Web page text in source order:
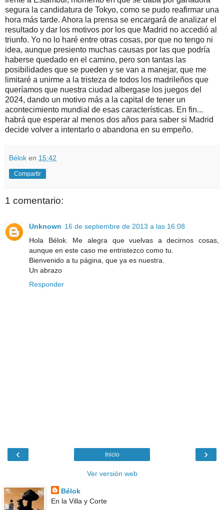
segura la candidatura de Tokyo, como se pudo reafirmar una
hora más tarde. Ahora la prensa se encargará de analizar el
resultado y dar los motivos por los que Madrid no accedió al
triunfo. Yo no lo haré entre otras cosas, por que no tengo ni
idea, aunque presiento muchas causas por las que podría
haberse quedado en el camino, pero son tantas las
posibilidades que se pueden y se van a manejar, que me
limitaré a unirme a la tristeza de todos los madrileños que
queríamos que nuestra ciudad albergase los juegos del
2024, dando un motivo más a la capital de tener un
acontecimiento mundial de esas características. En fin...
habrá que esperar al menos dos años para saber si Madrid
decide volver a intentarlo o abandona en su empeño.
Bélok en 15:42
Compartir
1 comentario:
Unknown 16 de septiembre de 2013 a las 16:08
Hola Bélok. Me alegra que vuelvas a decirnos cosas,
aunque en este caso me entristezco como tu.
Bienvenido a tu página, que ya es nuestra.
Un abrazo
Responder
‹ ›
Inicio
Ver versión web
Bélok
En la Villa y Corte